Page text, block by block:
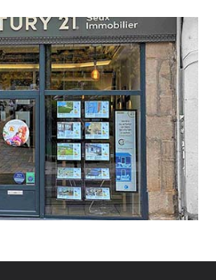
Seux Immobilier
Gambetta
- 42000
un message
à l'agence